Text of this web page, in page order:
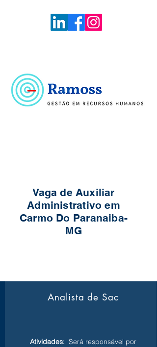
Vaga de Auxiliar
Administrativo em
Carmo Do Paranaiba-
MG
Analista de Sac
Atividades: Será responsável por